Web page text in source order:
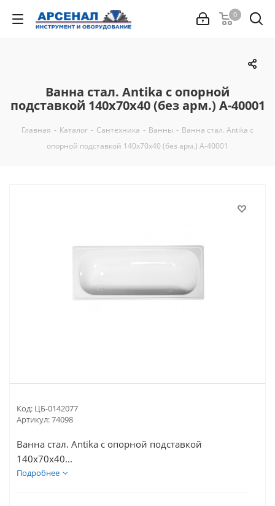
0
Ванна стал. Antika с опорной
подставкой 140х70х40 (без арм.) А-40001
Главная - Каталог - Сантехника - Ванны - Ванна стал. Antika с
опорной подставкой 140х70х40 (без арм.) А-40001
Код: ЦБ-0142077
Артикул:74098
Ванна стал. Antika с опорной подставкой
140х70х40...
Подробнее